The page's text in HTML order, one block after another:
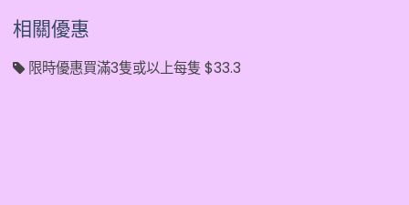
相關優惠
限時優惠買滿3隻或以上每隻 $33.3